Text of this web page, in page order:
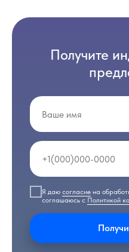
Получите
Я даю согласие на
соглашаюсь с Политикой